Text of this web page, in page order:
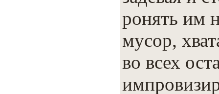
ронять им
мусор,
во всех